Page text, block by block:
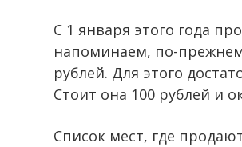
С 1 января этого года
напоминаем, по-
рублей. Для этого
Стоит она 100 рублей и
Список мест, где